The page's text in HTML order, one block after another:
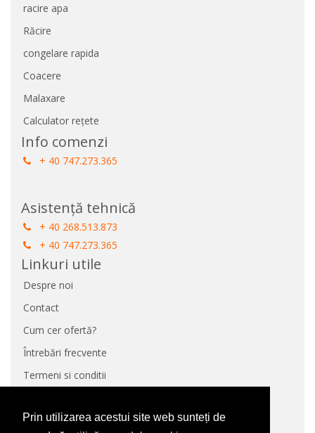
Prin utilizarea acestui site web sunteți de
racire apa
Răcire
congelare rapida
Coacere
Malaxare
Calculator rețete
Info comenzi
+ 40 747.273.365
Asistență tehnică
+ 40 268.513.873
+ 40 747.273.365
Linkuri utile
Despre noi
Contact
Cum cer ofertă?
Întrebări frecvente
Termeni si conditii
Panou de control GDPR